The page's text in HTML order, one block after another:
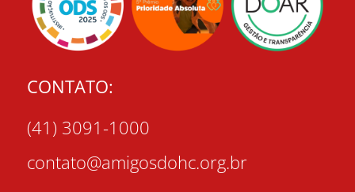
CONTATO:
(41) 3091-1000
contato@amigosdohc.org.br